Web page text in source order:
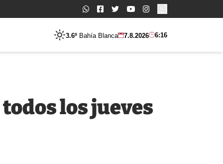
Buscar:
3.6º Bahía Blanca 7.8.2026 6:16
los jueves